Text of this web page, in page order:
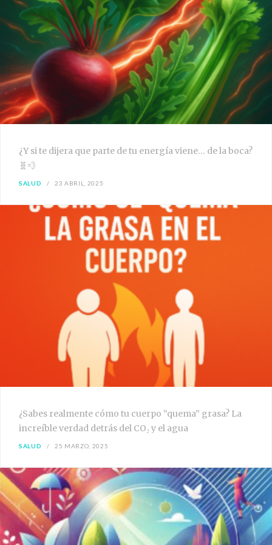
¿Y si te dijera que parte de tu energía viene… de la boca?
🧬💨
SALUD 23 ABRIL, 2025
¿Sabes realmente cómo tu cuerpo “quema” grasa? La
increíble verdad detrás del CO₂ y el agua
SALUD 25 MARZO, 2025